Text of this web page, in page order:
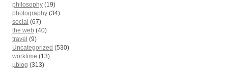
philosophy (19)
photography (34)
social (67)
the web (40)
travel (9)
Uncategorized (530)
worktime (13)
µblog (313)